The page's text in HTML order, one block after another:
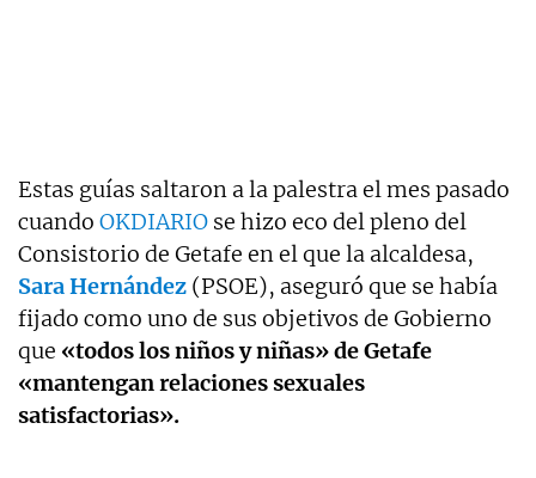
Estas guías saltaron a la palestra el mes pasado
cuando OKDIARIO se hizo eco del pleno del
Consistorio de Getafe en el que la alcaldesa,
Sara Hernández (PSOE), aseguró que se había
fijado como uno de sus objetivos de Gobierno
que «todos los niños y niñas» de Getafe
«mantengan relaciones sexuales
satisfactorias».